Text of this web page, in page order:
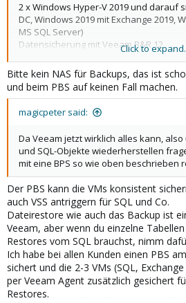
2 x Windows Hyper-V 2019 und darauf
DC, Windows 2019 mit Exchange 2019,
MS SQL Server)
Datensicherung mit Veeam B&R 12
Veeam repliziert alle VMs jede Stunde
Stunde die VMs auf die NAS, weiter
Sicherung in die AWS S3 Cloud
Ich möchte dieses System gerne mit
Nodes und einem BPS auf einer
Click to
Bitte kein NAS für Backups, das ist
und beim PBS auf keinen Fall machen.
magicpeter said:
Da Veeam jetzt wirklich alles kann, also
und SQL-Objekte wiederherstellen
mit eine BPS so wie oben beschrieben
Der PBS kann die VMs konsistent
auch VSS antriggern für SQL und Co.
Dateirestore wie auch das Backup ist
Veeam, aber wenn du einzelne
Restores vom SQL brauchst, nimm
Ich habe bei allen Kunden einen PBS
sichert und die 2-3 VMs (SQL,
per Veeam Agent zusätzlich gesichert
Restores.